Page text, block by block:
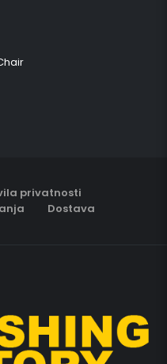
privatnosti
Dostava